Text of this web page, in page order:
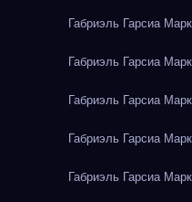
Габриэль Гарсиа
Габриэль Гарсиа
Габриэль Гарсиа
Габриэль Гарсиа
Габриэль Гарсиа